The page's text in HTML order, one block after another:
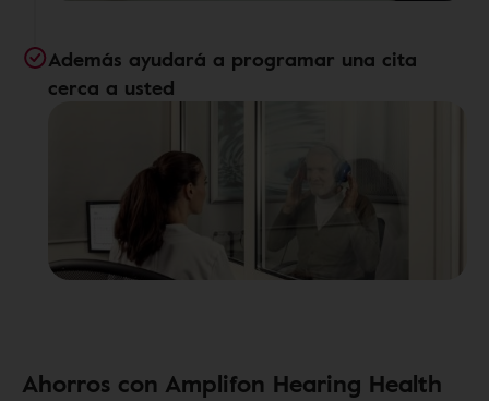
Además ayudará a programar una cita
cerca a usted
Ahorros con Amplifon Hearing Health